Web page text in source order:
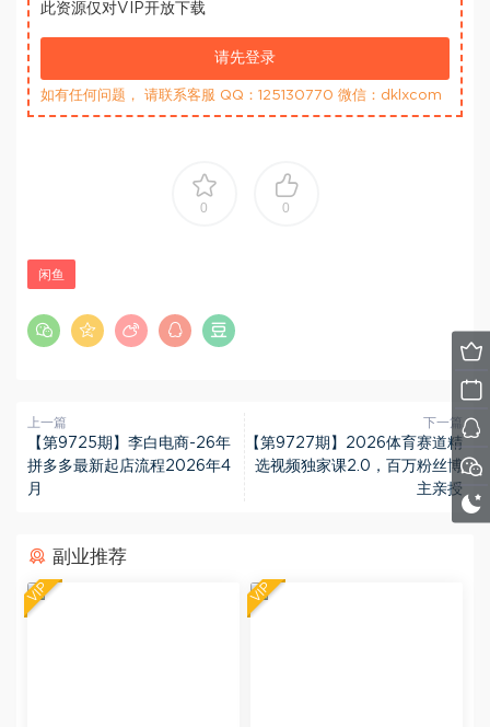
此资源仅对VIP开放下载
请先登录
如有任何问题， 请联系客服 QQ：125130770 微信：dklxcom
0 0
闲鱼
上一篇
【第9725期】李白电商-26年
拼多多最新起店流程2026年4
月
下一篇
【第9727期】2026体育赛道精
选视频独家课2.0，百万粉丝博
主亲授
副业推荐
VIP VIP